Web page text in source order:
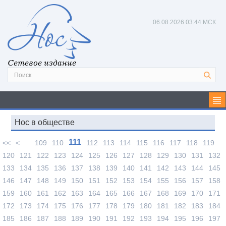
Сетевое издание
06.08.2026 03:44 МСК
Нос в обществе
<< < 109 110 111 112 113 114 115 116 117 118
119
120
121 122 123 124 125 126 127 128 129 130 131
132
133
134 135 136 137 138 139 140 141 142 143 144
145
146
147 148 149 150 151 152 153 154 155 156 157
158
159
160 161 162 163 164 165 166 167 168 169 170
171
172
173 174 175 176 177 178 179 180 181 182 183
184
185
186 187 188 189 190 191 192 193 194 195 196 197